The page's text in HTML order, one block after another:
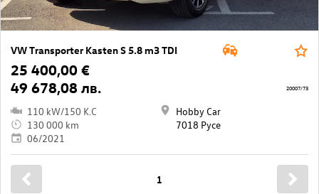
VW Transporter Kasten S 5.8 m3 TDI
25 400,00 €
49 678,08 лв.
110 kW/150 K.C
130 000 km
06/2021
Hobby Car
7018 Русе
20007/73
1